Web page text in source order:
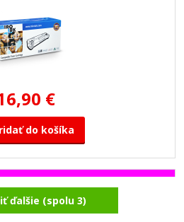
€
do košíka
11018(Purpurový)
ďalšie (spolu 3)